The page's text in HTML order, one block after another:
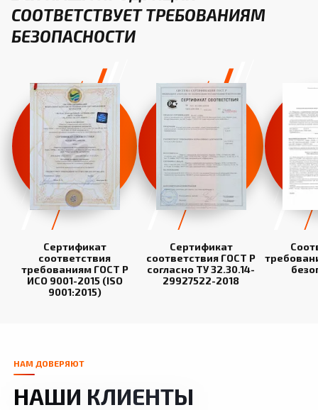
СООТВЕТСТВУЕТ ТРЕБОВАНИЯМ
БЕЗОПАСНОСТИ
Сертификат
соответствия
требованиям ГОСТ Р
ИСО 9001-2015 (ISO
9001:2015)
Сертификат
соответствия ГОСТ Р
согласно ТУ 32.30.14-
29927522-2018
НАМ ДОВЕРЯЮТ
НАШИ КЛИЕНТЫ